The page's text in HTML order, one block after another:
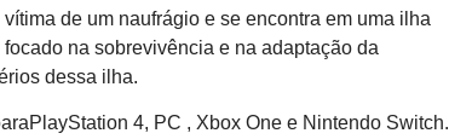
de um naufrágio e se encontra em uma ilha
na sobrevivência e na adaptação da
dessa ilha.
4, PC , Xbox One e Nintendo Switch.